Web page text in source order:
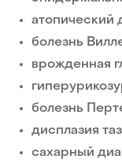
атопический
болезнь
врожденная
болезнь
дисплазия
сахарный